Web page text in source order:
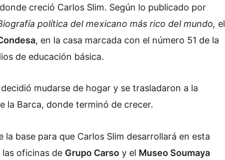
creció Carlos Slim. Según lo publicado por
política del mexicano más rico del mundo, el
, en la casa marcada con el número 51 de la
de educación básica.
mudarse de hogar y se trasladaron a la
la Barca, donde terminó de crecer.
base para que Carlos Slim desarrollará en esta
oficinas de Grupo Carso y el Museo Soumaya